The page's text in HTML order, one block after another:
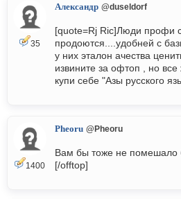
35
Александр @duseldorf
[quote=Rj Ric]Люди профи
продоются....удобней с
у них эталон ачества
извините за офтоп , но
купи себе "Азы русского
1400
Pheoru @Pheoru
Вам бы тоже не помешало
[/offtop]